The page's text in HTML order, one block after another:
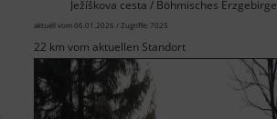
Ježíškova cesta / Böhmisches Erzgebirge
aktuell vom 06.01.2026 / Zugriffe: 7025
22 km vom aktuellen Standort